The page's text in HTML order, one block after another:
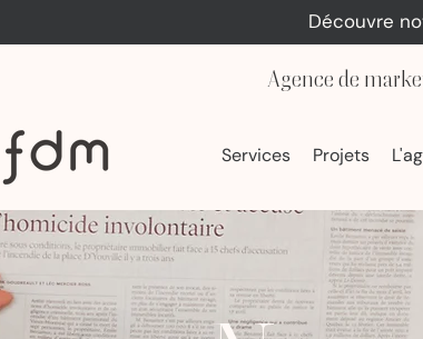
Agence de
Services Projets
Découvre